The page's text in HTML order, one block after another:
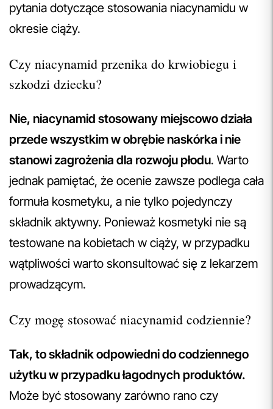
pytania dotyczące stosowania niacynamidu w
okresie ciąży.
Czy niacynamid przenika do krwiobiegu i
szkodzi dziecku?
Nie, niacynamid stosowany miejscowo działa
przede wszystkim w obrębie naskórka i nie
stanowi zagrożenia dla rozwoju płodu. Warto
jednak pamiętać, że ocenie zawsze podlega cała
formuła kosmetyku, a nie tylko pojedynczy
składnik aktywny. Ponieważ kosmetyki nie są
testowane na kobietach w ciąży, w przypadku
wątpliwości warto skonsultować się z lekarzem
prowadzącym.
Czy mogę stosować niacynamid codziennie?
Tak, to składnik odpowiedni do codziennego
użytku w przypadku łagodnych produktów.
Może być stosowany zarówno rano czy